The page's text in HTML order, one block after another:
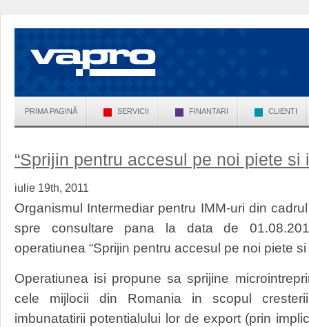
PRIMA PAGINĂ SERVICII FINANTARI CLIENTI
“Sprijin pentru accesul pe noi piete si
iulie 19th, 2011
Organismul Intermediar pentru IMM-uri din
spre consultare pana la data de
operatiunea “Sprijin pentru accesul pe noi piete
Operatiunea isi propune sa sprijine
cele mijlocii din Romania in scopul
imbunatatirii potentialului lor de export (prin